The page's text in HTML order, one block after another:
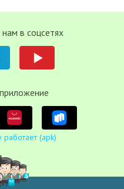
в соцсетях
(apk)